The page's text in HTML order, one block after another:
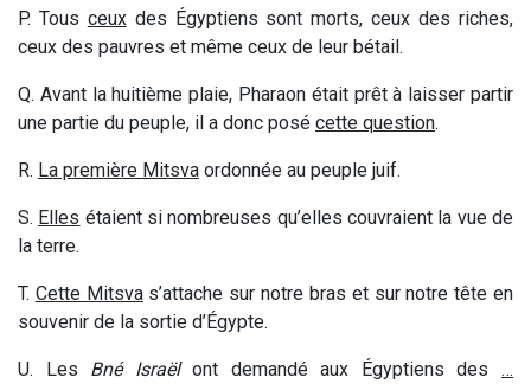
P. Tous ceuxdes Égyptiens sont morts, ceux des riches,
ceux des pauvres et même ceux de leur bétail.
Q. Avant la huitième plaie, Pharaon était prêt à laisser partir
une partie du peuple, il a donc posé cette question.
R. La première Mitsva ordonnée au peuple juif.
S. Elles étaient si nombreuses qu’elles couvraient la vue de
la terre.
T. Cette Mitsvas’attache sur notre bras et sur notre tête en
souvenir de la sortie d’Égypte.
U. Les Bné Israëlont demandé aux Égyptiens des …